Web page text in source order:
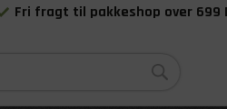
Fri fragt til pakkeshop over 699